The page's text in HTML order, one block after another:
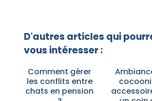
D'autres articles qui
vous intéresser :
Comment gérer
les conflits entre
chats en pension